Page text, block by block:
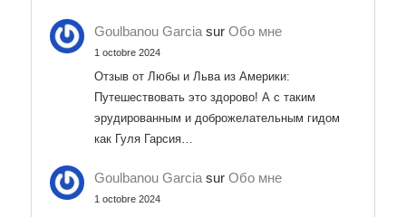
Goulbanou Garcia surОбо мне
1 octobre 2024
Отзыв от Любы и Льва из Америки:
Путешествовать это здорово! А с таким
эрудированным и доброжелательным гидом
как Гуля Гарсия…
Goulbanou Garcia surОбо мне
1 octobre 2024